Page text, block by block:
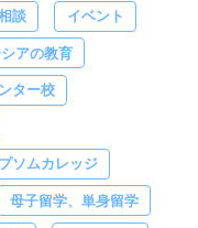
談 イベント
アの教育
ター校
ソムカレッジ
母子留学、単身留学